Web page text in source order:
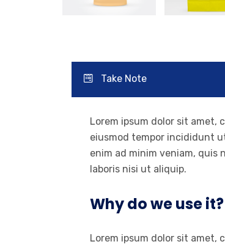
Take Note
Lorem ipsum dolor sit amet,
eiusmod tempor incididunt
enim ad minim veniam,
laboris nisi ut aliquip.
Why do we use it?
Lorem ipsum dolor sit amet,